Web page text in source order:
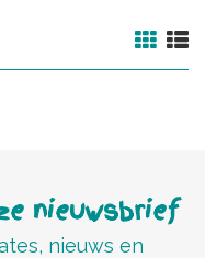
nieuwsbrief
nieuws en